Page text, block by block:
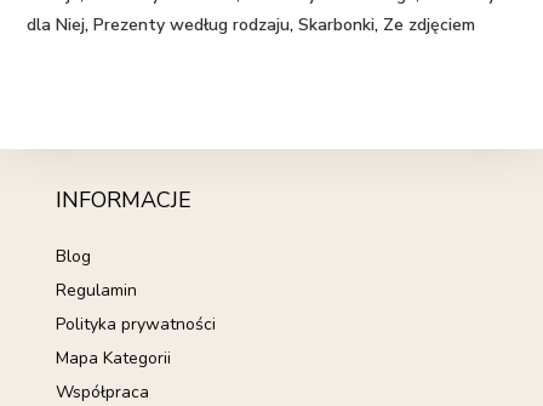
dla Niej,Prezenty według rodzaju,Skarbonki, Ze zdjęciem
INFORMACJE
Blog
Regulamin
Polityka prywatności
Mapa Kategorii
Współpraca